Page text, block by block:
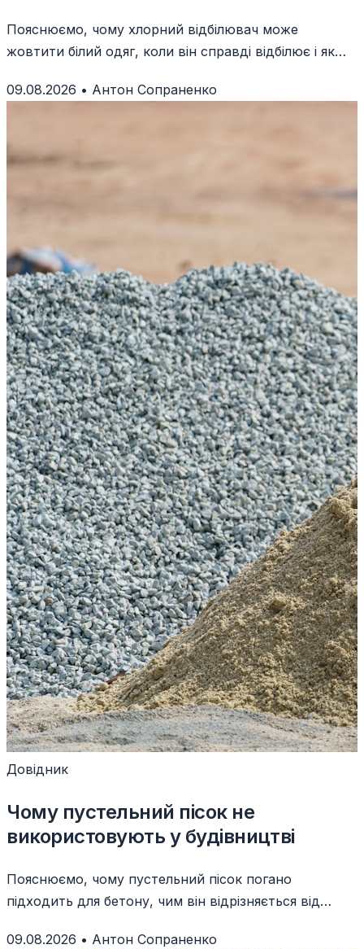
Пояснюємо, чому хлорний відбілювач може
жовтити білий одяг, коли він справді відбілює і як
09.08.2026 • Антон Сопраненко
Довідник
Чому пустельний пісок не
використовують у будівництві
Пояснюємо, чому пустельний пісок погано
підходить для бетону, чим він відрізняється від
09.08.2026 • Антон Сопраненко